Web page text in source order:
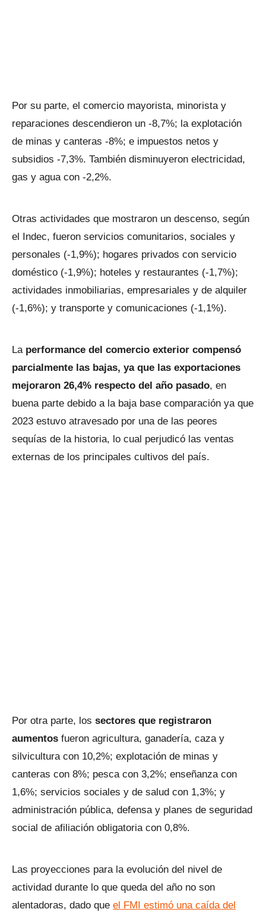
Por su parte, el comercio mayorista, minorista y
reparaciones descendieron un -8,7%; la explotación
de minas y canteras -8%; e impuestos netos y
subsidios -7,3%. También disminuyeron electricidad,
gas y agua con -2,2%.
Otras actividades que mostraron un descenso, según
el Indec, fueron servicios comunitarios, sociales y
personales (-1,9%); hogares privados con servicio
doméstico (-1,9%); hoteles y restaurantes (-1,7%);
actividades inmobiliarias, empresariales y de alquiler
(-1,6%); y transporte y comunicaciones (-1,1%).
La performance del comercio exterior compensó
parcialmente las bajas, ya que las exportaciones
mejoraron 26,4% respecto del año pasado, en
buena parte debido a la baja base comparación ya que
2023 estuvo atravesado por una de las peores
sequías de la historia, lo cual perjudicó las ventas
externas de los principales cultivos del país.
Por otra parte, los sectores que registraron
aumentos fueron agricultura, ganadería, caza y
silvicultura con 10,2%; explotación de minas y
canteras con 8%; pesca con 3,2%; enseñanza con
1,6%; servicios sociales y de salud con 1,3%; y
administración pública, defensa y planes de seguridad
social de afiliación obligatoria con 0,8%.
Las proyecciones para la evolución del nivel de
actividad durante lo que queda del año no son
alentadoras, dado que el FMI estimó una caída del